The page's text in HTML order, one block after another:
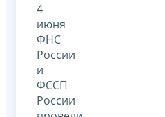
4
июня
ФНС
России
и
ФССП
России